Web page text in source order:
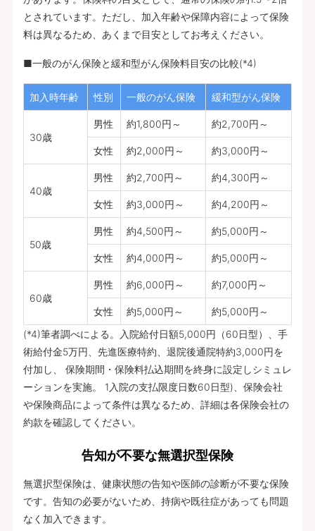
とされています。ただし、加入年齢や保障内容によって保険
料は異なるため、あくまで目安としてお考えください。
■一般のがん保険と緩和型がん保険料目安の比較(*4)
加入時年齢 性別 一般のがん保険 緩和型がん保険
30歳
男性 約1,800円～ 約2,700円～
女性 約2,000円～ 約3,000円～
40歳
男性 約2,700円～ 約4,300円～
女性 約3,000円～ 約4,200円～
50歳
男性 約4,500円～ 約5,000円～
女性 約4,000円～ 約5,000円～
60歳
男性 約6,000円～ 約7,000円～
女性 約5,000円～
約5,000円～
(*4)筆者調べによる。入院給付日額5,000円（60日型）、手
術給付金5万円、先進医療特約、退院後通院特約3,000円を
付加し、 保険期間・保険料払込期間を終身に設定しシミュレ
ーションを実施。 1入院の支払限度日数60日型)、保険会社
や保険商品によって条件は異なるため、詳細は各保険会社の
約款を確認してください。
告知が不要な無選択型保険
無選択型保険は、健康状態の告知や医師の診断が不要な保険
です。告知の必要がないため、持病や既往症があっても問題
なく加入できます。